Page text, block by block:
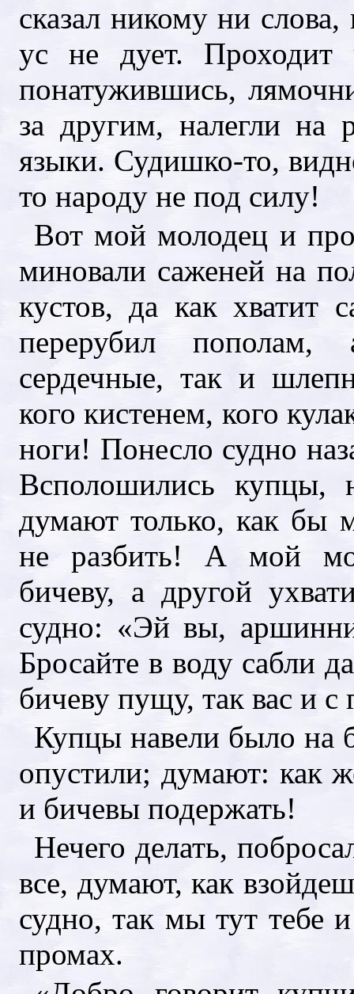
сказал никому ни
ус не дует. Проходит
понатужившись,
за другим, налегли на
языки. Судишко-то,
то народу не под силу!
Вот мой молодец и
миновали саженей на
кустов, да как хватит
перерубил
сердечные, так и
кого кистенем, кого
ноги! Понесло судно
Всполошились купцы,
думают только, как бы
не разбить! А мой
бичеву, а другой
судно: «Эй вы,
Бросайте в воду сабли
бичеву пущу, так вас и с
Купцы навели было на
опустили; думают: как
и бичевы подержать!
Нечего делать,
все, думают, как
судно, так мы тут тебе
промах.